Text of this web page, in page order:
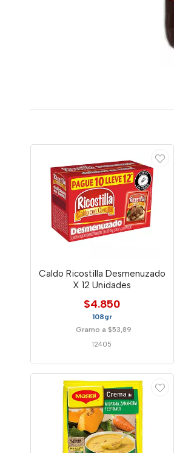
Caldo Ricostilla Desmenuzado
X 12 Unidades
$4.850
108gr
Gramo a $53,89
12405